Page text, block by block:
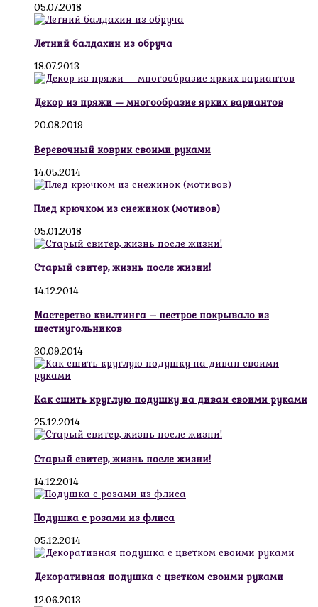
05.07.2018
Летний балдахин из обруча
18.07.2013
Декор из пряжи — многообразие ярких вариантов
20.08.2019
Веревочный коврик своими руками
14.05.2014
Плед крючком из снежинок (мотивов)
05.01.2018
Старый свитер, жизнь после жизни!
14.12.2014
Мастерство квилтинга – пестрое покрывало из
шестиугольников
30.09.2014
Как сшить круглую подушку на диван своими руками
25.12.2014
Старый свитер, жизнь после жизни!
14.12.2014
Подушка с розами из флиса
05.12.2014
Декоративная подушка с цветком своими руками
12.06.2013